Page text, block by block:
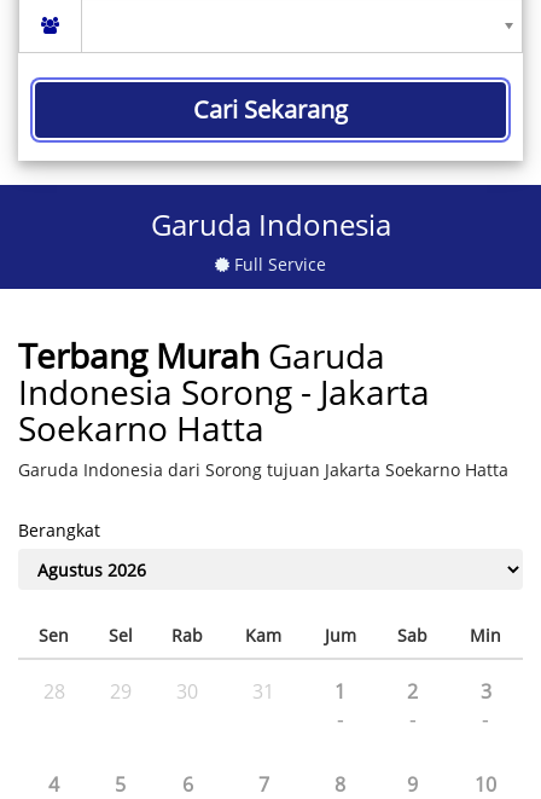
Cari Sekarang
Garuda Indonesia
Full Service
Terbang Murah Garuda
Indonesia Sorong - Jakarta
Soekarno Hatta
Garuda Indonesia dari Sorong tujuan Jakarta Soekarno Hatta
Berangkat
Sen Sel Rab Kam Jum Sab Min
28 29 30 31 1
-
2
-
3
-
4 5 6 7 8 9 10